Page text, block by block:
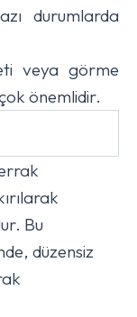
durumlarda
veya görme
önemlidir.
Bu
düzensiz